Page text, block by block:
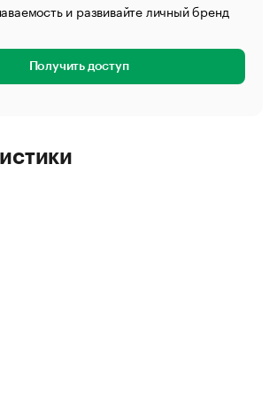
и развивайте личный бренд
Получить доступ